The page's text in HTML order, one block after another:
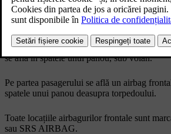
Pe partea șoferului se află două airbaguri
se află în interiorul volanului, iar airbagul de
se află în spatele unui panou, sub volan.
Pe partea pasagerului se află un airbag
spatele unui panou deasupra torpedoului.
Toate locațiile airbagurilor frontale sunt
sau SRS AIRBAG.